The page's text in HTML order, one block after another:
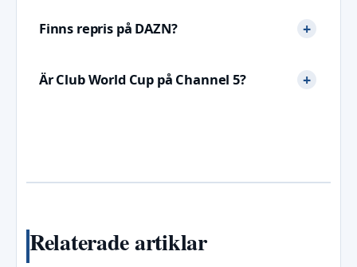
Finns repris på DAZN?
Är Club World Cup på Channel 5?
Relaterade artiklar